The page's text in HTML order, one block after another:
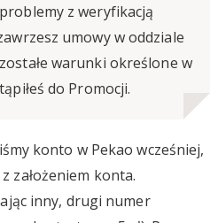
z weryfikacją
umowy w oddziale
warunki określone w
do Promocji.
konto w Pekao wcześniej,
założeniem konta.
inny, drugi numer